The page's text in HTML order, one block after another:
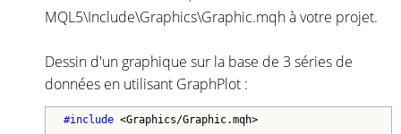
MQL5\Include\Graphics\Graphic.mqh à votre projet.
Dessin d'un graphique sur la base de 3 séries de
données en utilisant GraphPlot :
#include <Graphics/Graphic.mqh>